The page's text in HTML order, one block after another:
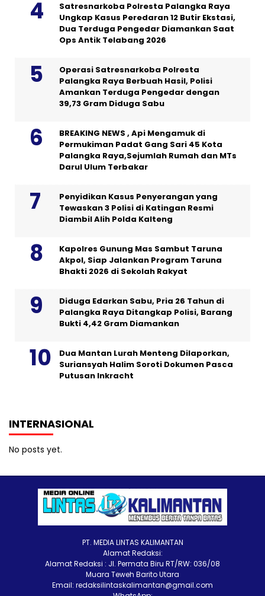
Satresnarkoba Polresta Palangka Raya
Ungkap Kasus Peredaran 12 Butir Ekstasi,
Dua Terduga Pengedar Diamankan Saat
Ops Antik Telabang 2026
Operasi Satresnarkoba Polresta
Palangka Raya Berbuah Hasil, Polisi
Amankan Terduga Pengedar dengan
39,73 Gram Diduga Sabu
BREAKING NEWS , Api Mengamuk di
Permukiman Padat Gang Sari 45 Kota
Palangka Raya,Sejumlah Rumah dan MTs
Darul Ulum Terbakar
Penyidikan Kasus Penyerangan yang
Tewaskan 3 Polisi di Katingan Resmi
Diambil Alih Polda Kalteng
Kapolres Gunung Mas Sambut Taruna
Akpol, Siap Jalankan Program Taruna
Bhakti 2026 di Sekolah Rakyat
Diduga Edarkan Sabu, Pria 26 Tahun di
Palangka Raya Ditangkap Polisi, Barang
Bukti 4,42 Gram Diamankan
Dua Mantan Lurah Menteng Dilaporkan,
Suriansyah Halim Soroti Dokumen Pasca
Putusan Inkracht
INTERNASIONAL
No posts yet.
PT. MEDIA LINTAS KALIMANTAN
Alamat Redaksi:
Alamat Redaksi : Jl. Permata Biru RT/RW: 036/08
Muara Teweh Barito Utara
Email: redaksilintaskalimantan@gmail.com